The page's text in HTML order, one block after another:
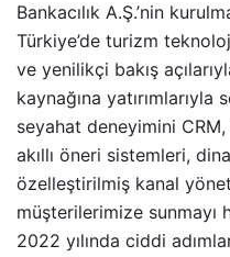
Bankacılık A.Ş.’nin
Türkiye’de turizm
ve yenilikçi bakış
kaynağına
seyahat deneyimini
akıllı öneri sistemleri,
özelleştirilmiş kanal
müşterilerimize
2022 yılında ciddi